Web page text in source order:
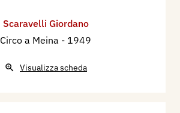
Scaravelli Giordano
Circo a Meina - 1949
Visualizza scheda